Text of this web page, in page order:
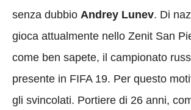
senza dubbio Andrey Lunev. Di
gioca attualmente nello Zenit San
come ben sapete, il campionato
presente in FIFA 19. Per questo
gli svincolati. Portiere di 26 anni,